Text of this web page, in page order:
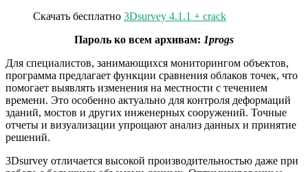
Скачать бесплатно 3Dsurvey 4.1.1 + crack
Пароль ко всем архивам: 1progs
Для специалистов, занимающихся мониторингом объектов,
программа предлагает функции сравнения облаков точек, что
помогает выявлять изменения на местности с течением
времени. Это особенно актуально для контроля деформаций
зданий, мостов и других инженерных сооружений. Точные
отчеты и визуализации упрощают анализ данных и принятие
решений.
3Dsurvey отличается высокой производительностью даже при